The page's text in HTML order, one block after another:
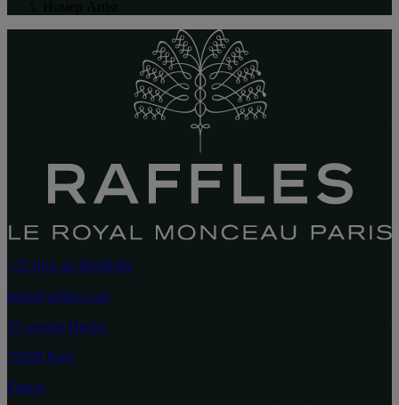
+33 (0)1-42-99-88-00
paris@raffles.com
37 avenue Hoche
75008 Paris
France